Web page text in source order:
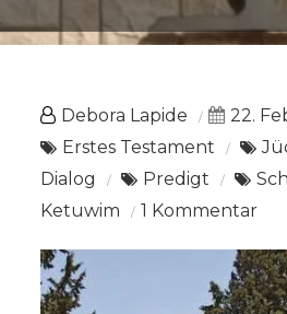
Debora Lapide
22.
Erstes Testament
Dialog
Predigt
Ketuwim
1 Kommentarzu
2: